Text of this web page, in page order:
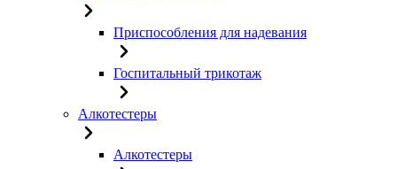
Приспособления для надевания
Госпитальный трикотаж
Алкотестеры
Алкотестеры